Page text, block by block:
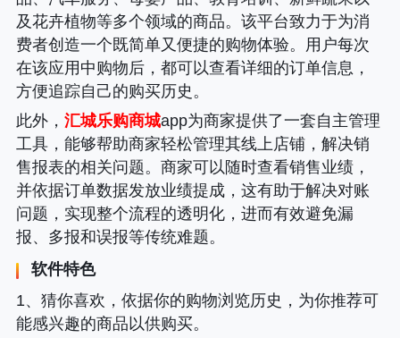
及花卉植物等多个领域的商品。该平台致力于为消
费者创造一个既简单又便捷的购物体验。用户每次
在该应用中购物后，都可以查看详细的订单信息，
方便追踪自己的购买历史。
此外， 汇城乐购商城app为商家提供了一套自主管理
工具，能够帮助商家轻松管理其线上店铺，解决销
售报表的相关问题。商家可以随时查看销售业绩，
并依据订单数据发放业绩提成，这有助于解决对账
问题，实现整个流程的透明化，进而有效避免漏
报、多报和误报等传统难题。
软件特色
1、猜你喜欢，依据你的购物浏览历史，为你推荐可
能感兴趣的商品以供购买。